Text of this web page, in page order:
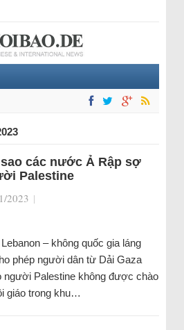
các nước Ả Rập sợ
Palestine
2023 |
– không quốc gia láng
phép người dân từ Dải Gaza
người Palestine không được chào
giáo trong khu…